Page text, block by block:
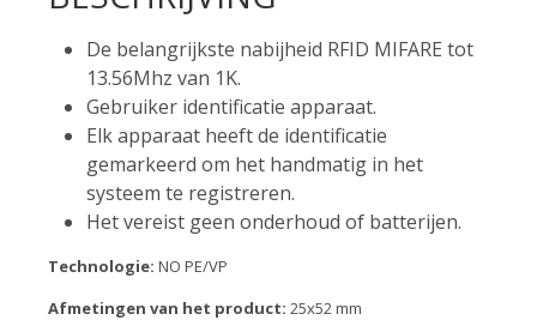
De belangrijkste nabijheid RFID MIFARE tot
13.56Mhz van 1K.
Gebruiker identificatie apparaat.
Elk apparaat heeft de identificatie
gemarkeerd om het handmatig in het
systeem te registreren.
Het vereist geen onderhoud of batterijen.
Technologie: NO PE/VP
Afmetingen van het product: 25x52 mm